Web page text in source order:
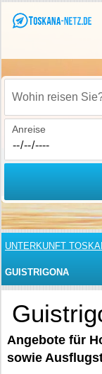
Wohin reisen Sie?
Anreise
UNTERKUNFT
GUISTRIGONA
Angebote für
sowie